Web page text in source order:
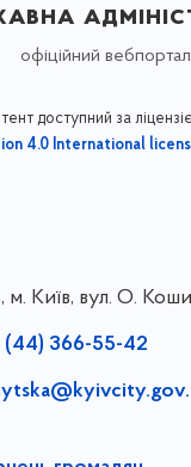
офіційний вебпортал
доступний за
4.0 International
Київ, вул. О.
(44) 366-55-42